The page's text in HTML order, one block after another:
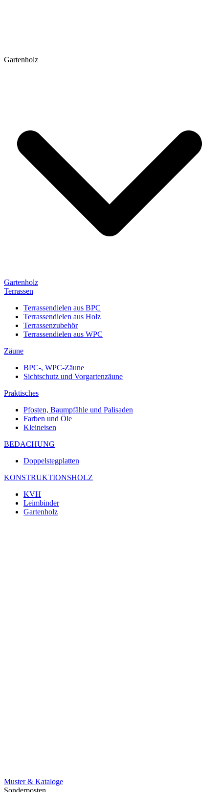
Gartenholz
Gartenholz
Terrassen
Terrassendielen aus BPC
Terrassendielen aus Holz
Terrassenzubehör
Terrassendielen aus WPC
Zäune
BPC-, WPC-Zäune
Sichtschutz und Vorgartenzäune
Praktisches
Pfosten, Baumpfähle und Palisaden
Farben und Öle
Kleineisen
BEDACHUNG
Doppelstegplatten
KONSTRUKTIONSHOLZ
KVH
Leimbinder
Gartenholz
Muster & Kataloge
Sonderposten